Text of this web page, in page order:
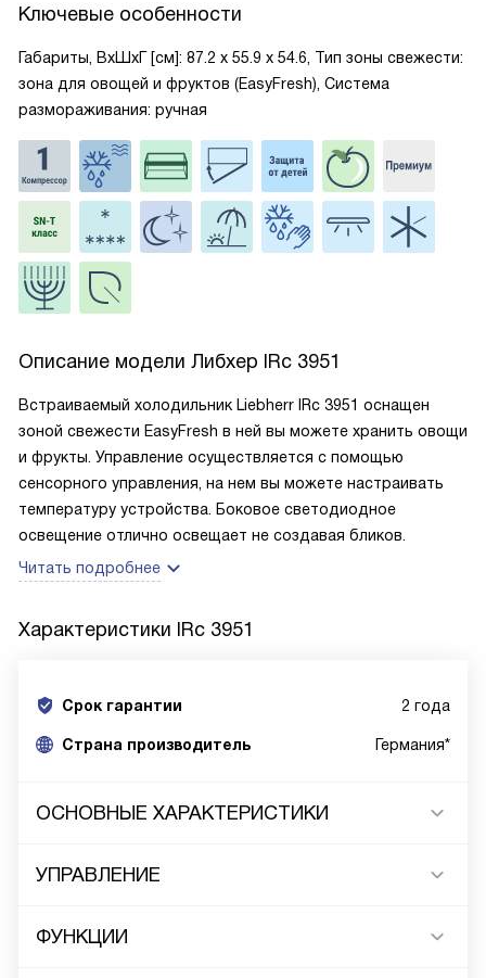
Ключевые особенности
Габариты, ВxШxГ [см]: 87.2 х 55.9 х 54.6, Тип зоны свежести:
зона для овощей и фруктов (EasyFresh), Система
размораживания: ручная
Описание модели Либхер IRc 3951
Встраиваемый холодильник Liebherr IRc 3951 оснащен
зоной свежести EasyFresh в ней вы можете хранить овощи
и фрукты. Управление осуществляется с помощью
сенсорного управления, на нем вы можете настраивать
температуру устройства. Боковое светодиодное
освещение отлично освещает не создавая бликов.
Читать подробнее
Характеристики IRc 3951
Срок гарантии 2 года
Cтрана производитель Германия*
ОСНОВНЫЕ ХАРАКТЕРИСТИКИ
УПРАВЛЕНИЕ
ФУНКЦИИ